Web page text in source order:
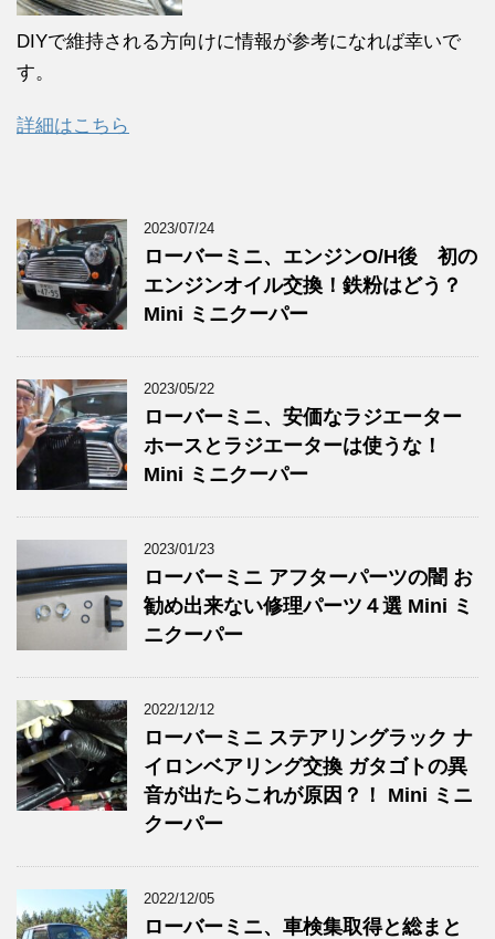
DIYで維持される方向けに情報が参考になれば幸いで
す。
詳細はこちら
2023/07/24
ローバーミニ、エンジンO/H後 初の
エンジンオイル交換！鉄粉はどう？
Mini ミニクーパー
2023/05/22
ローバーミニ、安価なラジエーター
ホースとラジエーターは使うな！
Mini ミニクーパー
2023/01/23
ローバーミニ アフターパーツの闇 お
勧め出来ない修理パーツ４選 Mini ミ
ニクーパー
2022/12/12
ローバーミニ ステアリングラック ナ
イロンベアリング交換 ガタゴトの異
音が出たらこれが原因？！ Mini ミニ
クーパー
2022/12/05
ローバーミニ、車検集取得と総まと